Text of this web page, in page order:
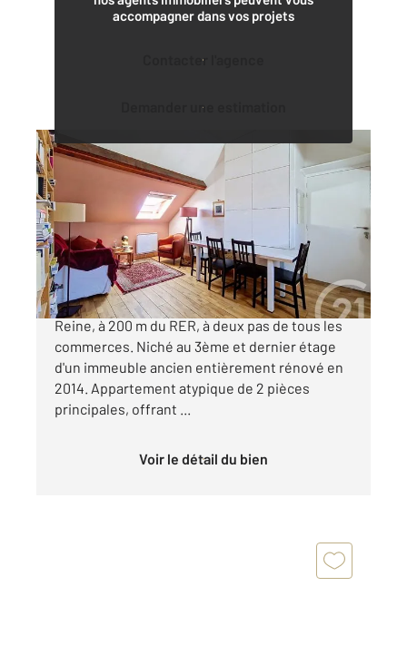
accompagner dans vos projets
Contacter l'agence
Demander une estimation
BOURG LA REINE 92
29,20 m2, 2 pièces
Ref : 11737
Appartement F2 à vendre
250 000 €
EXCLUSIVITÉ - En cœur de ville de Bourg-la-
Reine, à 200 m du RER, à deux pas de tous les
commerces. Niché au 3ème et dernier étage
d'un immeuble ancien entièrement rénové en
2014. Appartement atypique de 2 pièces
principales, offrant ...
Voir le détail du bien